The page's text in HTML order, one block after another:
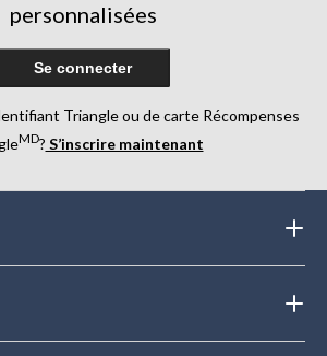
personnalisées
Se connecter
Triangle ou de carte Récompenses
MD? S’inscrire maintenant